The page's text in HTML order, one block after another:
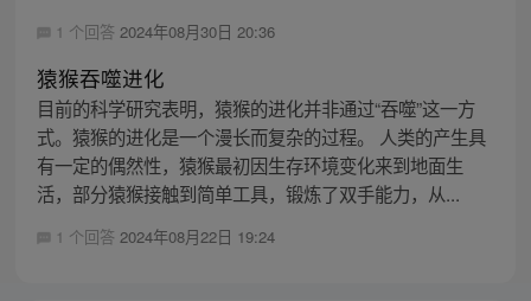
1 个回答 2024年08月30日 20:36
猿猴吞噬进化
目前的科学研究表明，猿猴的进化并非通过“吞噬”这一方
式。猿猴的进化是一个漫长而复杂的过程。 人类的产生具
有一定的偶然性，猿猴最初因生存环境变化来到地面生
活，部分猿猴接触到简单工具，锻炼了双手能力，从...
1 个回答 2024年08月22日 19:24